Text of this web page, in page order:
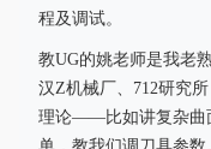
程及调试。
教UG的姚老师是我老
汉Z机械厂、712研究
理论——比如讲复杂曲